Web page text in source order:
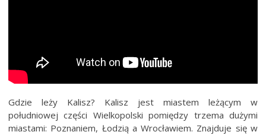
Gdzie leży Kalisz? Kalisz jest miastem leżącym w
południowej części Wielkopolski pomiędzy trzema dużymi
miastami: Poznaniem, Łodzią a Wrocławiem. Znajduje się w